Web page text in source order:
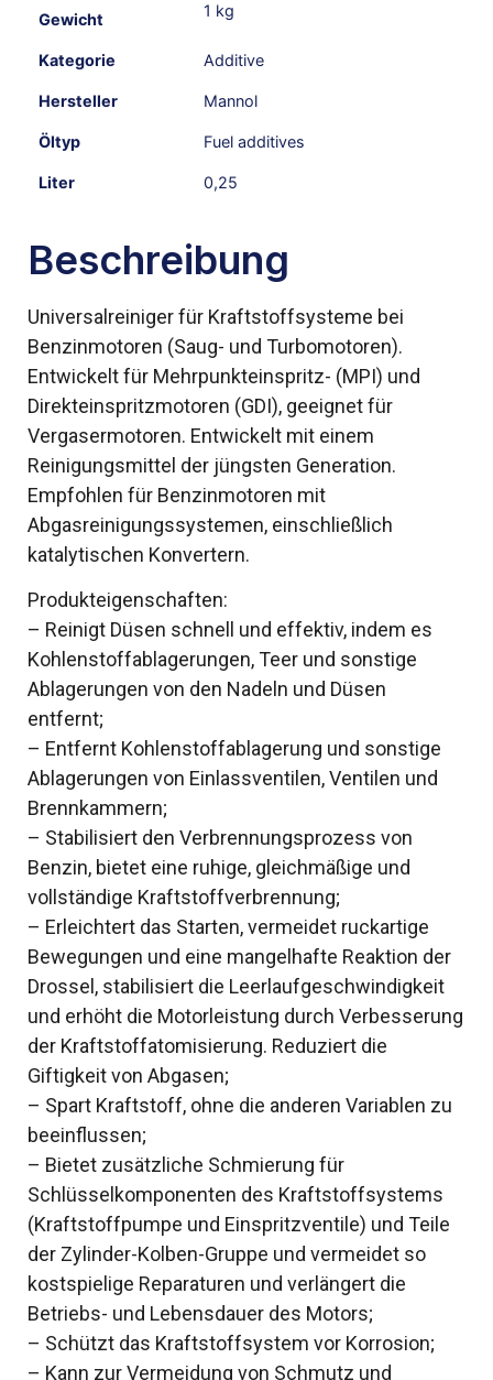
Gewicht 1 kg
Kategorie Additive
Hersteller Mannol
Öltyp Fuel additives
Liter 0,25
Beschreibung
Universalreiniger für Kraftstoffsysteme bei
Benzinmotoren (Saug- und Turbomotoren).
Entwickelt für Mehrpunkteinspritz- (MPI) und
Direkteinspritzmotoren (GDI), geeignet für
Vergasermotoren. Entwickelt mit einem
Reinigungsmittel der jüngsten Generation.
Empfohlen für Benzinmotoren mit
Abgasreinigungssystemen, einschließlich
katalytischen Konvertern.
Produkteigenschaften:
– Reinigt Düsen schnell und effektiv, indem es
Kohlenstoffablagerungen, Teer und sonstige
Ablagerungen von den Nadeln und Düsen
entfernt;
– Entfernt Kohlenstoffablagerung und sonstige
Ablagerungen von Einlassventilen, Ventilen und
Brennkammern;
– Stabilisiert den Verbrennungsprozess von
Benzin, bietet eine ruhige, gleichmäßige und
vollständige Kraftstoffverbrennung;
– Erleichtert das Starten, vermeidet ruckartige
Bewegungen und eine mangelhafte Reaktion der
Drossel, stabilisiert die Leerlaufgeschwindigkeit
und erhöht die Motorleistung durch Verbesserung
der Kraftstoffatomisierung. Reduziert die
Giftigkeit von Abgasen;
– Spart Kraftstoff, ohne die anderen Variablen zu
beeinflussen;
– Bietet zusätzliche Schmierung für
Schlüsselkomponenten des Kraftstoffsystems
(Kraftstoffpumpe und Einspritzventile) und Teile
der Zylinder-Kolben-Gruppe und vermeidet so
kostspielige Reparaturen und verlängert die
Betriebs- und Lebensdauer des Motors;
– Schützt das Kraftstoffsystem vor Korrosion;
– Kann zur Vermeidung von Schmutz und